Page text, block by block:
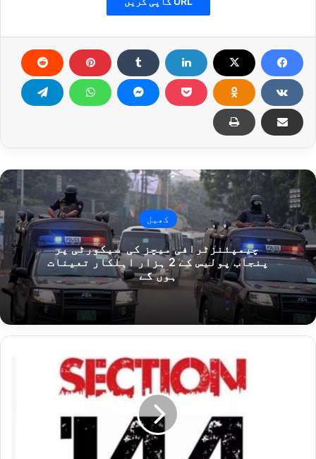
کھیل
چیمپئنزٹرافی میچز کی سیکورٹی پر
پنجاب پولیس کے 2 ہزار اہلکار تعینات
ہوں گے